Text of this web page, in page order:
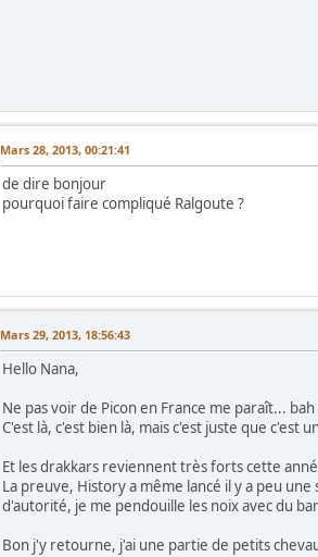
Mars 28, 2013, 00:21:41
de dire bonjour
pourquoi faire compliqué Ralgoute ?
Mars 29, 2013, 18:56:43
Hello Nana,
Ne pas voir de Picon en France me paraît...
C'est là, c'est bien là, mais c'est juste que c'est
Et les drakkars reviennent très forts cette
La preuve, History a même lancé il y a peu
d'autorité, je me pendouille les noix avec du
Bon j'y retourne, j'ai une partie de petits